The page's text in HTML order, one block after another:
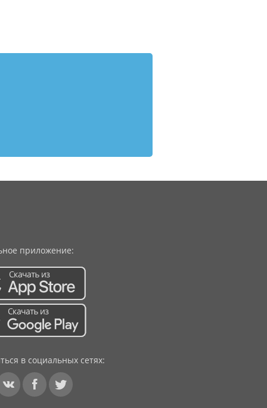
приложение:
в социальных сетях: